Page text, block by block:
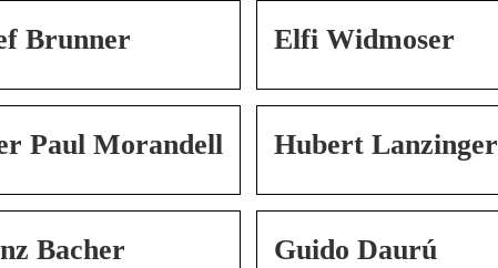
Brunner Elfi Widmoser
Paul Morandell Hubert Lanzinger
Bacher Guido Daurú